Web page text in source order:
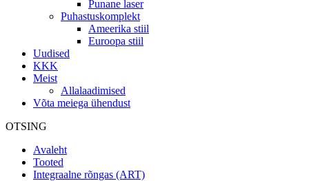
Punane laser
Puhastuskomplekt
Ameerika stiil
Euroopa stiil
Uudised
KKK
Meist
Allalaadimised
Võta meiega ühendust
OTSING
Avaleht
Tooted
Integraalne rõngas (ART)